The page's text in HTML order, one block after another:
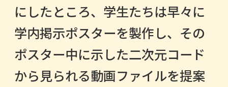
にしたところ、学生たちは早々に
学内掲示ポスターを製作し、その
ポスター中に示した二次元コード
から見られる動画ファイルを提案